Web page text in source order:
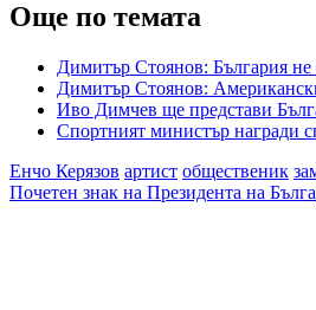
Още по темата
Димитър Стоянов: България
Димитър Стоянов:
Иво Димчев ще представи
Спортният министър награди
Енчо Керязов артист общественик
Почетен знак на Президента на